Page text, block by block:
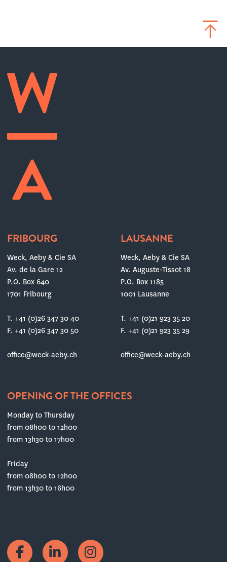
FRIBOURG
Weck, Aeby & Cie SA
Av. de la Gare 12
P.O. Box 640
1701 Fribourg
T. +41 (0)26 347 30 40
F. +41 (0)26 347 30 50
office@weck-aeby.ch
LAUSANNE
Weck, Aeby & Cie SA
Av. Auguste-Tissot 18
P.O. Box 1185
1001 Lausanne
T. +41 (0)21 923 35 20
F. +41 (0)21 923 35 29
office@weck-aeby.ch
OPENING OF THE OFFICES
Monday to Thursday
from 08h00 to 12h00
from 13h30 to 17h00
Friday
from 08h00 to 12h00
from 13h30 to 16h00